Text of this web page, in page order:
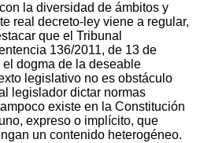
la diversidad de ámbitos y
real decreto-ley viene a regular,
que el Tribunal
136/2011, de 13 de
dogma de la deseable
legislativo no es obstáculo
legislador dictar normas
existe en la Constitución
expreso o implícito, que
un contenido heterogéneo.